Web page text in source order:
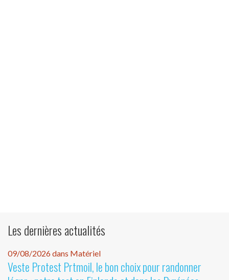
Les dernières actualités
09/08/2026 dans Matériel
Veste Protest Prtmoil, le bon choix pour randonner